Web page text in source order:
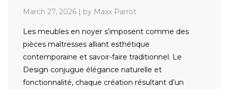
March 27, 2026 | by Maxx Parrot
Les meubles en noyer s’imposent comme des
pièces maîtresses alliant esthétique
contemporaine et savoir-faire traditionnel. Le
Design conjugue élégance naturelle et
fonctionnalité, chaque création résultant d’un